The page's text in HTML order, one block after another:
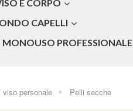
E CORPO
CAPELLI
MONOUSO PROFESSIONALE
viso personale Pelli secche